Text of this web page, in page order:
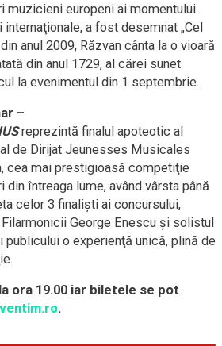
muzicieni europeni ai momentului.
a fost desemnat „Cel
anul 2009, Răzvan cânta la o vioară
din anul 1729, al cărei sunet
la evenimentul din 1 septembrie.
–
reprezintă finalul apoteotic al
de Dirijat Jeunesses Musicales
cea mai prestigioasă competiţie
întreaga lume, având vârsta până
celor 3 finalişti ai concursului,
George Enescu şi solistul
publicului o experienţă unică, plină de
ora 19.00 iar biletele se pot
.